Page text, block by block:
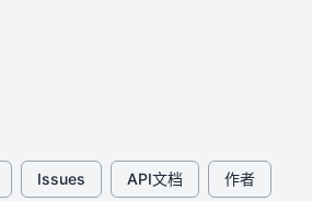
Issues API文档 作者